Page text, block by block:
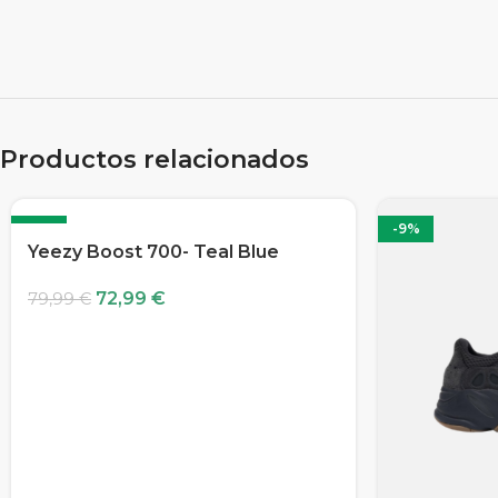
Productos relacionados
-9%
Yeezy Boost 700- Teal Blue
79,99€ 72,99 €
-9%